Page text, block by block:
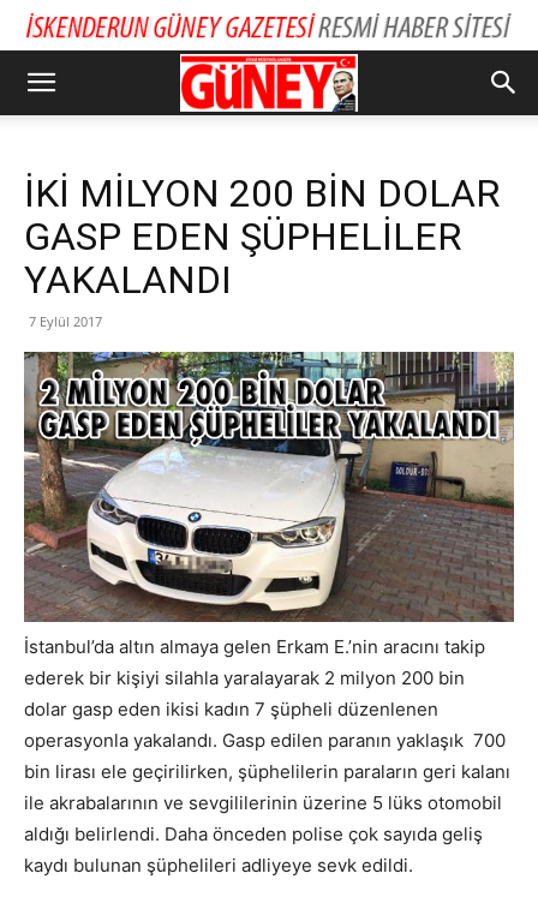
İKİ MİLYON 200 BİN DOLAR
GASP EDEN ŞÜPHELİLER
YAKALANDI
7 Eylül 2017
İstanbul’da altın almaya gelen Erkam E.’nin aracını takip
ederek bir kişiyi silahla yaralayarak 2 milyon 200 bin
dolar gasp eden ikisi kadın 7 şüpheli düzenlenen
operasyonla yakalandı. Gasp edilen paranın yaklaşık 700
bin lirası ele geçirilirken, şüphelilerin paraların geri kalanı
ile akrabalarının ve sevgililerinin üzerine 5 lüks otomobil
aldığı belirlendi. Daha önceden polise çok sayıda geliş
kaydı bulunan şüphelileri adliyeye sevk edildi.